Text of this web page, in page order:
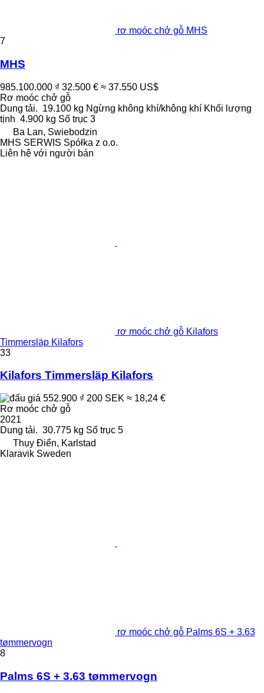
rơ moóc chở gỗ MHS
7
MHS
985.100.000 ₫ 32.500 € ≈ 37.550 US$
Rơ moóc chở gỗ
Dung tải. 19.100 kg Ngừng không khí/không khí Khối lượng
tịnh 4.900 kg Số trục 3
Ba Lan, Swiebodzin
MHS SERWIS Spółka z o.o.
Liên hệ với người bán
rơ moóc chở gỗ Kilafors
Timmersläp Kilafors
33
Kilafors Timmersläp Kilafors
552.900 ₫ 200 SEK ≈ 18,24 €
Rơ moóc chở gỗ
2021
Dung tải. 30.775 kg Số trục 5
Thụy Điển, Karlstad
Klaravik Sweden
rơ moóc chở gỗ Palms 6S + 3.63
tømmervogn
8
Palms 6S + 3.63 tømmervogn